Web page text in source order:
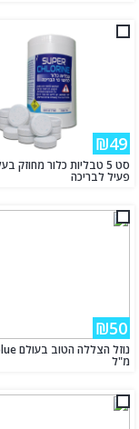
₪49
פעיל לבריכה
₪50
מ"ל